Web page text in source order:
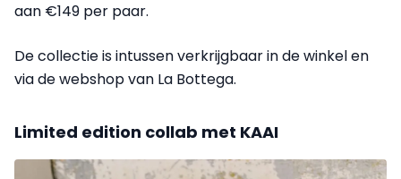
aan €149 per paar.
De collectie is intussen verkrijgbaar in de winkel en
via de webshop van La Bottega.
Limited edition collab met KAAI